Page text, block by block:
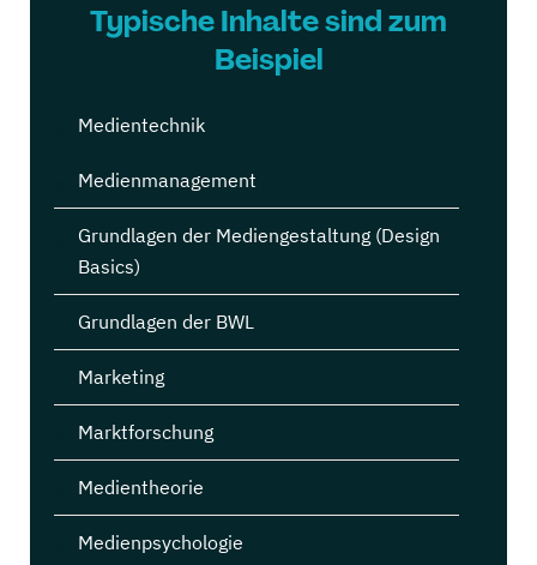
Typische Inhalte sind zum
Beispiel
Medientechnik
Medienmanagement
Grundlagen der Mediengestaltung (Design
Basics)
Grundlagen der BWL
Marketing
Marktforschung
Medientheorie
Medienpsychologie